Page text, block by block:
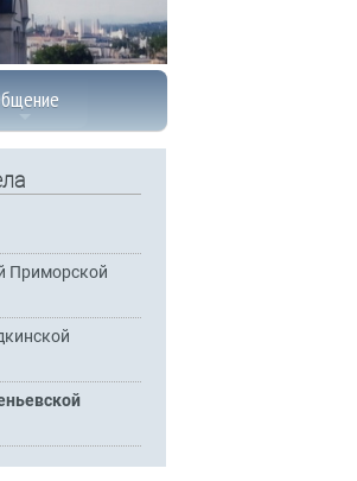
Приморской